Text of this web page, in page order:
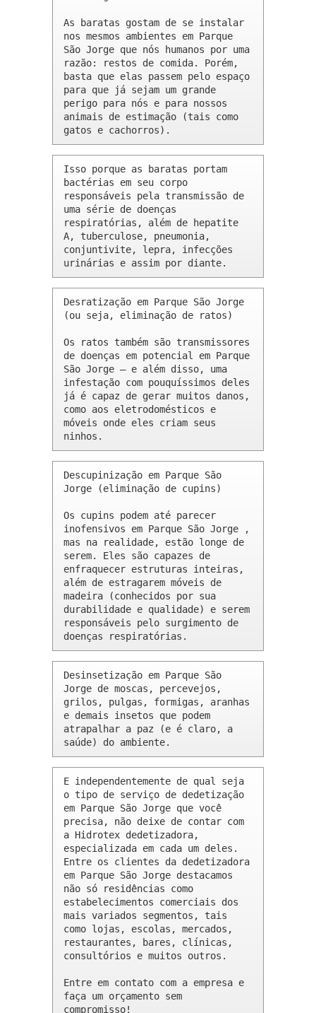
As baratas gostam de se instalar
nos mesmos ambientes em Parque
São Jorge que nós humanos por uma
razão: restos de comida. Porém,
basta que elas passem pelo espaço
para que já sejam um grande
perigo para nós e para nossos
animais de estimação (tais como
gatos e cachorros).
Isso porque as baratas portam
bactérias em seu corpo
responsáveis pela transmissão de
uma série de doenças
respiratórias, além de hepatite
A, tuberculose, pneumonia,
conjuntivite, lepra, infecções
urinárias e assim por diante.
Desratização em Parque São Jorge
(ou seja, eliminação de ratos)
Os ratos também são transmissores
de doenças em potencial em Parque
São Jorge – e além disso, uma
infestação com pouquíssimos deles
já é capaz de gerar muitos danos,
como aos eletrodomésticos e
móveis onde eles criam seus
ninhos.
Descupinização em Parque São
Jorge (eliminação de cupins)
Os cupins podem até parecer
inofensivos em Parque São Jorge ,
mas na realidade, estão longe de
serem. Eles são capazes de
enfraquecer estruturas inteiras,
além de estragarem móveis de
madeira (conhecidos por sua
durabilidade e qualidade) e serem
responsáveis pelo surgimento de
doenças respiratórias.
Desinsetização em Parque São
Jorge de moscas, percevejos,
grilos, pulgas, formigas, aranhas
e demais insetos que podem
atrapalhar a paz (e é claro, a
saúde) do ambiente.
E independentemente de qual seja
o tipo de serviço de dedetização
em Parque São Jorge que você
precisa, não deixe de contar com
a Hidrotex dedetizadora,
especializada em cada um deles.
Entre os clientes da dedetizadora
em Parque São Jorge destacamos
não só residências como
estabelecimentos comerciais dos
mais variados segmentos, tais
como lojas, escolas, mercados,
restaurantes, bares, clínicas,
consultórios e muitos outros.
Entre em contato com a empresa e
faça um orçamento sem
compromisso!